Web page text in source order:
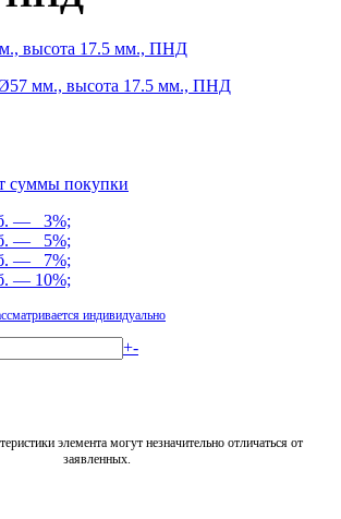
суммы покупки
— 3%;
— 5%;
— 7%;
— 10%;
индивидуально
+-
элемента могут незначительно отличаться от
заявленных.